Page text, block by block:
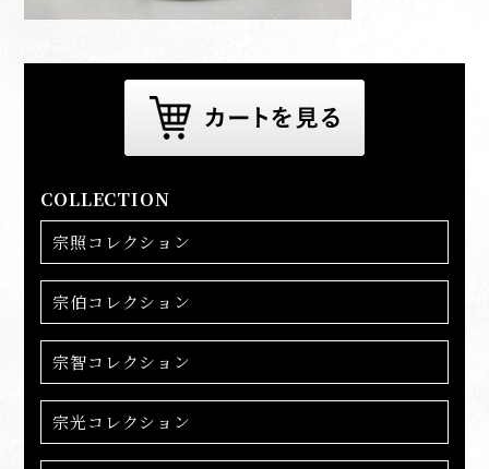
COLLECTION
宗照コレクション
宗伯コレクション
宗智コレクション
宗光コレクション